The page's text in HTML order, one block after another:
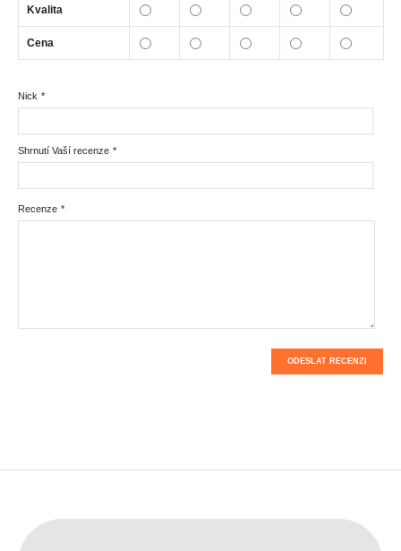
Kvalita
Cena
*
Nick
*
Shrnutí Vaší recenze
*
Recenze
ODESLAT RECENZI